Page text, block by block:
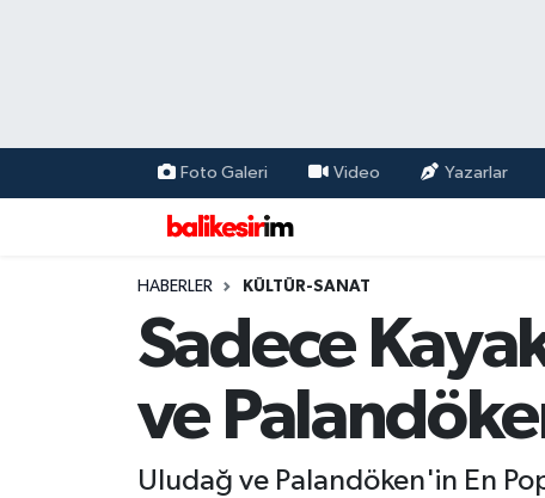
Foto Galeri Video Yazarlar
HABERLER KÜLTÜR-SANAT
Sadece
ve
Uludağ ve Palandöken'in En